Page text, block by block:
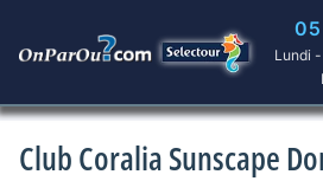
Lundi -
Club Coralia Sunscape